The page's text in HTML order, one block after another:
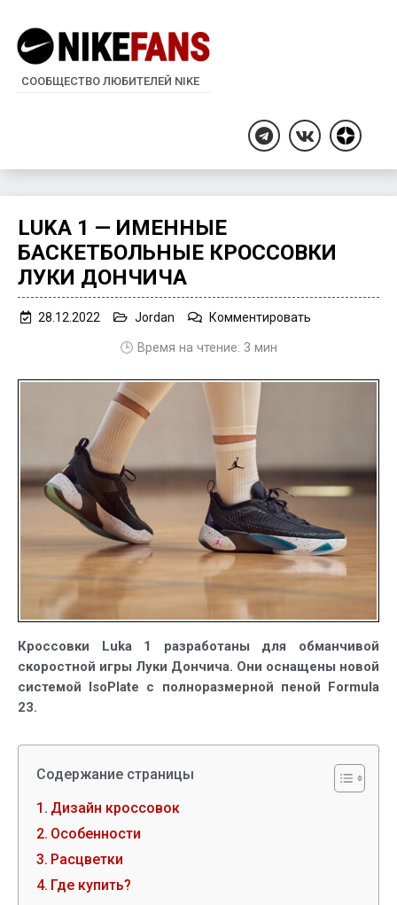
СООБЩЕСТВО ЛЮБИТЕЛЕЙ NIKE
TelegramВКонтакте
Дзен
LUKA 1 — ИМЕННЫЕ
БАСКЕТБОЛЬНЫЕ КРОССОВКИ
ЛУКИ ДОНЧИЧА
28.12.2022 Jordan Комментировать
Дончича
🕒 Время на чтение: 3 мин
Кроссовки Luka 1 разработаны для обманчивой
скоростной игры Луки Дончича. Они оснащены новой
системой IsoPlate с полноразмерной пеной Formula
23.
Содержание страницы
Дизайн кроссовок
Особенности
Расцветки
Где купить?